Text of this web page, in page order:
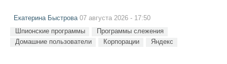
Екатерина Быстрова 07 августа 2026 - 17:50
Шпионские программы
Программы слежения
Домашние пользователи
Корпорации Яндекс